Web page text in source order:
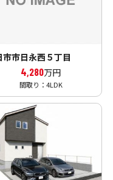
市市日永西５丁目
4,280万円
間取り：4LDK